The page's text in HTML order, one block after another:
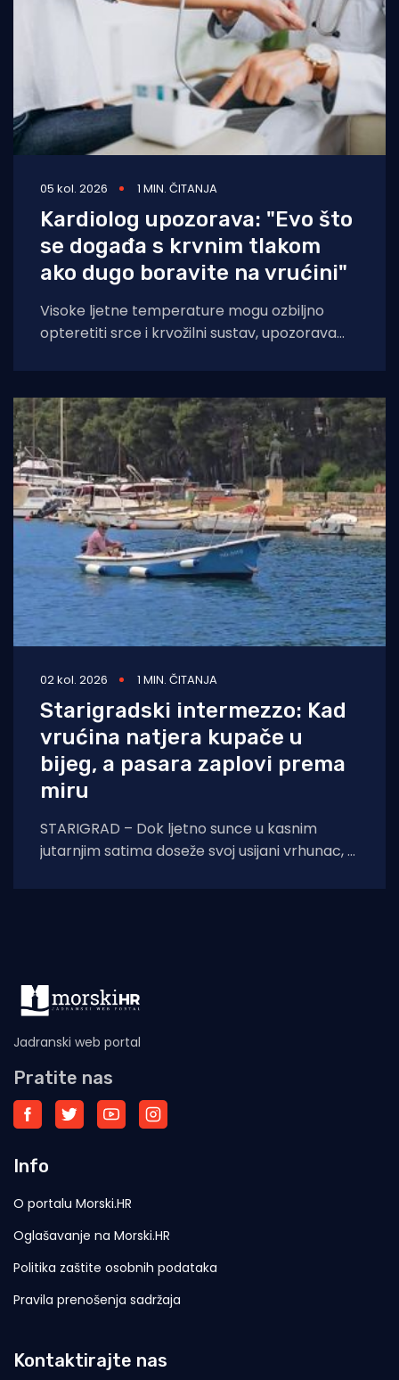
05 kol. 2026 1 MIN. ČITANJA
Kardiolog upozorava: "Evo što
se događa s krvnim tlakom
ako dugo boravite na vrućini"
Visoke ljetne temperature mogu ozbiljno
opteretiti srce i krvožilni sustav, upozorava
02 kol. 2026 1 MIN. ČITANJA
Starigradski intermezzo: Kad
vrućina natjera kupače u
bijeg, a pasara zaplovi prema
miru
STARIGRAD – Dok ljetno sunce u kasnim
jutarnjim satima doseže svoj usijani vrhunac, a
Jadranski web portal
Pratite nas
Info
O portalu Morski.HR
Oglašavanje na Morski.HR
Politika zaštite osobnih podataka
Pravila prenošenja sadržaja
Kontaktirajte nas